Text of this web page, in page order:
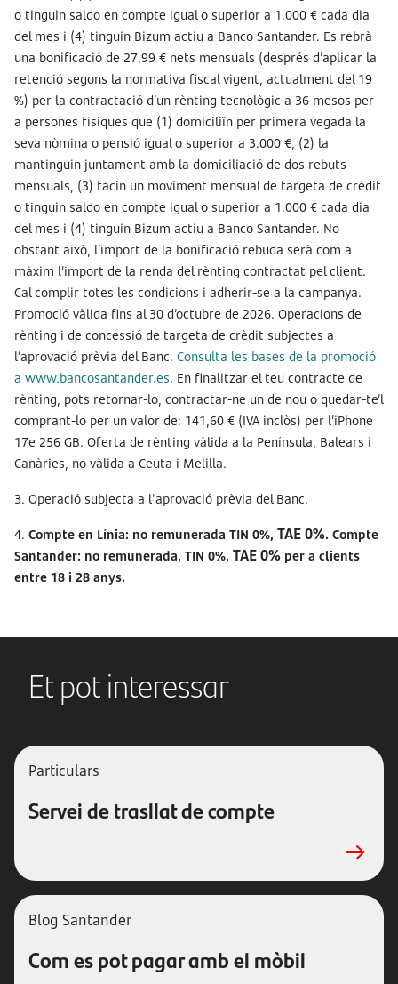
o tinguin saldo en compte igual o superior a 1.000 € cada dia
del mes i (4) tinguin Bizum actiu a Banco Santander. Es rebrà
una bonificació de 27,99 € nets mensuals (després d’aplicar la
retenció segons la normativa fiscal vigent, actualment del 19
%) per la contractació d’un rènting tecnològic a 36 mesos per
a persones físiques que (1) domiciliïn per primera vegada la
seva nòmina o pensió igual o superior a 3.000 €, (2) la
mantinguin juntament amb la domiciliació de dos rebuts
mensuals, (3) facin un moviment mensual de targeta de crèdit
o tinguin saldo en compte igual o superior a 1.000 € cada dia
del mes i (4) tinguin Bizum actiu a Banco Santander. No
obstant això, l’import de la bonificació rebuda serà com a
màxim l’import de la renda del rènting contractat pel client.
Cal complir totes les condicions i adherir-se a la campanya.
Promoció vàlida fins al 30 d’octubre de 2026. Operacions de
rènting i de concessió de targeta de crèdit subjectes a
l’aprovació prèvia del Banc. Consulta les bases de la promoció
a www.bancosantander.es. En finalitzar el teu contracte de
rènting, pots retornar-lo, contractar-ne un de nou o quedar-te’l
comprant-lo per un valor de: 141,60 € (IVA inclòs) per l’iPhone
17e 256 GB. Oferta de rènting vàlida a la Península, Balears i
Canàries, no vàlida a Ceuta i Melilla.
3. Operació subjecta a l'aprovació prèvia del Banc.
4. Compte en Línia: no remunerada TIN 0%, TAE 0%. Compte
Santander: no remunerada, TIN 0%, TAE 0% per a clients
entre 18 i 28 anys.
Et pot interessar
Particulars
Servei de trasllat de compte
Blog Santander
Com es pot pagar amb el mòbil